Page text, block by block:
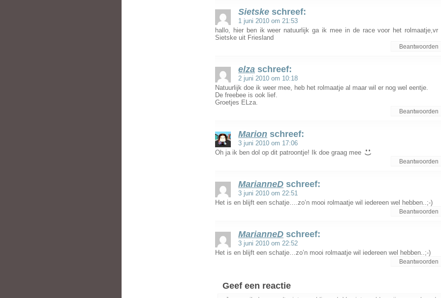
Sietske schreef:
1 juni 2010 om 21:53
hallo, hier ben ik weer natuurlijk ga ik mee in de race voor het rolmaatje,vr
Sietske uit Friesland
Beantwoorden
elza schreef:
2 juni 2010 om 10:18
Natuurlijk doe ik weer mee, heb het rolmaatje al maar wil er nog wel eentje.
De freebee is ook lief.
Groetjes ELza.
Beantwoorden
Marion schreef:
3 juni 2010 om 17:06
Oh ja ik ben dol op dit patroontje! Ik doe graag mee
Beantwoorden
MarianneD schreef:
3 juni 2010 om 22:51
Het is en blijft een schatje….zo’n mooi rolmaatje wil iedereen wel hebben..;-)
Beantwoorden
MarianneD schreef:
3 juni 2010 om 22:52
Het is en blijft een schatje…zo’n mooi rolmaatje wil iedereen wel hebben..;-)
Beantwoorden
Geef een reactie